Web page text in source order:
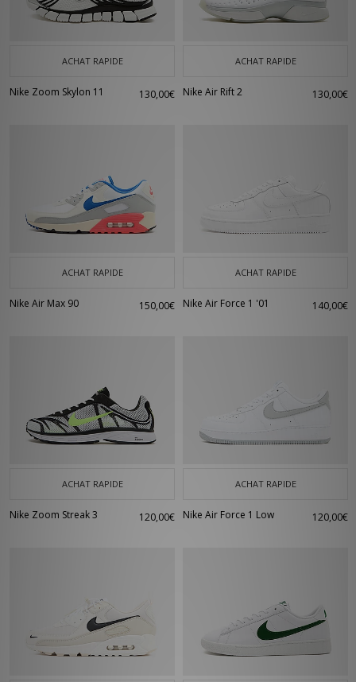
ACHAT RAPIDE
Nike Zoom Skylon 11 130,00€
ACHAT RAPIDE
Nike Air Rift 2 130,00€
ACHAT RAPIDE
Nike Air Max 90 150,00€
ACHAT RAPIDE
Nike Air Force 1 '01 140,00€
ACHAT RAPIDE
Nike Zoom Streak 3 120,00€
ACHAT RAPIDE
Nike Air Force 1 Low 120,00€